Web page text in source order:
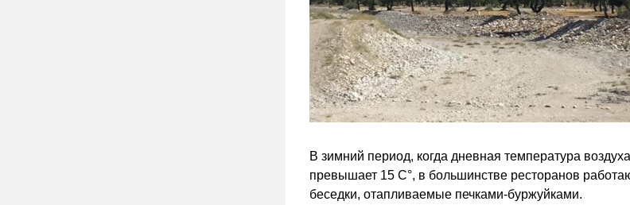
В зимний период, когда дневная температура
превышает 15 С°, в большинстве ресторанов
беседки, отапливаемые печками-буржуйками.